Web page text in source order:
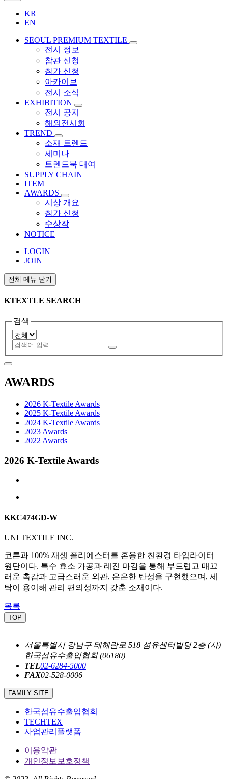
KR
EN
SEOUL PREMIUM TEXTILE
전시 정보
참관 신청
참가 신청
아카이브
전시 소식
EXHIBITION
전시 공지
해외전시회
TREND
소재 트렌드
세미나
트렌드북 대여
SUPPLY CHAIN
ITEM
AWARDS
시상 개요
참가 신청
수상작
NOTICE
LOGIN
JOIN
전체 메뉴 닫기
KTEXTLE SEARCH
검색
AWARDS
2026 K-Textile Awards
2025 K-Textile Awards
2024 K-Textile Awards
2023 Awards
2022 Awards
2026 K-Textile Awards
KKC474GD-W
UNI TEXTILE INC.
코튼과 100% 재생 폴리에스터를 혼용한 친환경 타입라이터
원단이다. 특수 효소 가공과 레진 마감을 통해 부드럽고 매끄
러운 촉감과 고급스러운 외관, 은은한 탄성을 구현했으며, 세
탁이 용이해 관리 편의성까지 갖춘 소재이다.
목록
TOP
서울특별시 강남구 테헤란로 518 섬유센터빌딩 2층 (사)
한국섬유수출입협회 (06180)
TEL02-6284-5000
FAX02-528-0006
FAMILY SITE
한국섬유수출입협회
TECHTEX
사업관리플랫폼
이용약관
개인정보보호정책